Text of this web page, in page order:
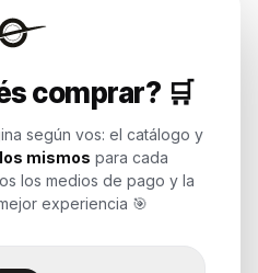
comprar? 🛒
según vos: el catálogo y
mismos para cada
los medios de pago y la
experiencia 🎯
tecnología para
tu mundo.
to work